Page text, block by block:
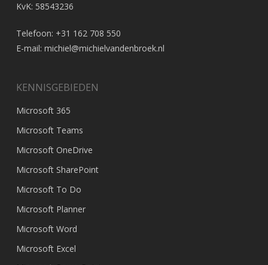
KvK: 58543236
Telefoon: +31 162 708 550
E-mail: michiel@michielvandenbroek.nl
KENNISGEBIEDEN
Microsoft 365
Microsoft Teams
Microsoft OneDrive
Microsoft SharePoint
Microsoft To Do
Microsoft Planner
Microsoft Word
Microsoft Excel